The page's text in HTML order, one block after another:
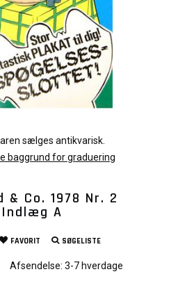
sælges antikvarisk.
baggrund for graduering
& Co. 1978 Nr. 2
Indlæg A
FAVORIT SØGELISTE
Afsendelse: 3-7 hverdage